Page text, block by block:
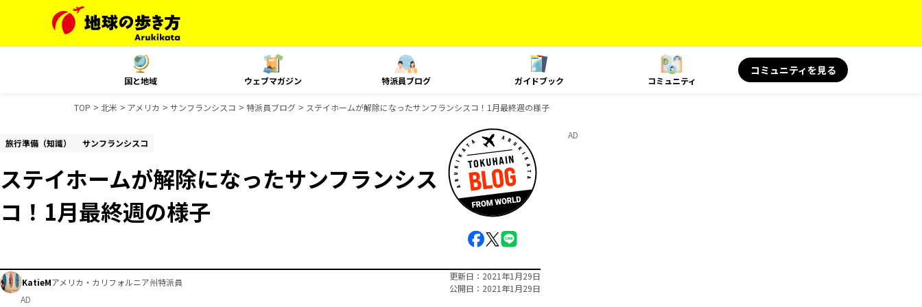
国と地域 ウェブマガジン 特派員ブログ ガイドブック コミュニティ
コミュニティを見る
TOP 北米 アメリカ サンフランシスコ 特派員ブログ ステイホームが解除になったサンフランシスコ！1月最終週の様子
旅行準備（知識） サンフランシスコ
ステイホームが解除になったサンフランシス
コ！1月最終週の様子
KatieMアメリカ・カリフォルニア州特派員
更新日
2021年1月29日
公開日
2021年1月29日
AD
AD